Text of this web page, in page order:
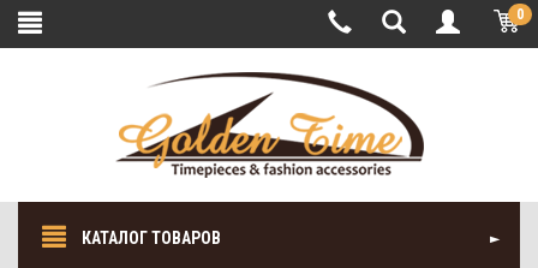
0
КАТАЛОГ ТОВАРОВ